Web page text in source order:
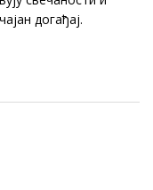
догађај.